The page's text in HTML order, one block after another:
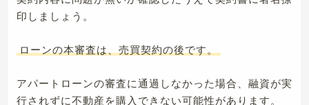
印しましょう。
ローンの本審査は、売買契約の後です。
アパートローンの審査に通過しなかった場合、融資が実
行されずに不動産を購入できない可能性があります。